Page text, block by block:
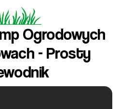
Ogrodowych
- Prosty